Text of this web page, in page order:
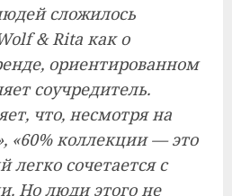
сложилось
& Rita как о
ориентированном
соучредитель.
что, несмотря на
«60% коллекции — это
легко сочетается с
Но люди этого не